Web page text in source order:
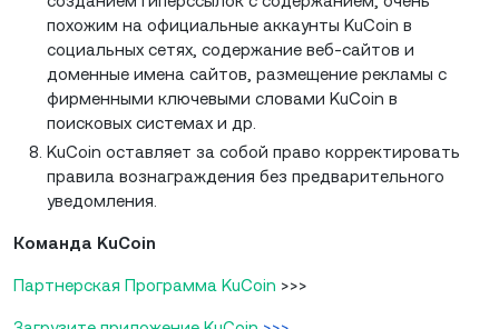
похожим на официальные аккаунты KuCoin в
социальных сетях, содержание веб-сайтов и
доменные имена сайтов, размещение рекламы с
фирменными ключевыми словами KuCoin в
поисковых системах и др.
KuCoin оставляет за собой право корректировать
правила вознаграждения без предварительного
уведомления.
Команда KuCoin
Партнерская Программа KuCoin >>>